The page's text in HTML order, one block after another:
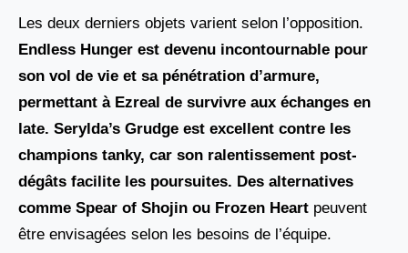
Les deux derniers objets varient selon l’opposition.
Endless Hunger est devenu incontournable pour
son vol de vie et sa pénétration d’armure,
permettant à Ezreal de survivre aux échanges en
late. Serylda’s Grudge est excellent contre les
champions tanky, car son ralentissement post-
dégâts facilite les poursuites. Des alternatives
comme Spear of Shojin ou Frozen Heart peuvent
être envisagées selon les besoins de l’équipe.